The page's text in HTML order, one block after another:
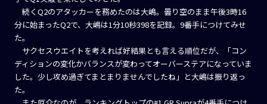
続くQ2のアタッカーを務めたのは大嶋。曇り空のまま午後3時16
分に始まったQ2で、大嶋は1分10秒398を記録。9番手につけてみせ
た。
サクセスウエイトを考えれば好結果とも言える順位だが、「コン
ディションの変化かバランスが変わってオーバーステアになっていま
した。少し攻め過ぎてまとまりませんでしたね」と大嶋は振り返っ
た。